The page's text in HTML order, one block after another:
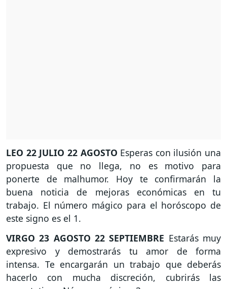
LEO 22 JULIO 22 AGOSTO Esperas con ilusión una
propuesta que no llega, no es motivo para
ponerte de malhumor. Hoy te confirmarán la
buena noticia de mejoras económicas en tu
trabajo. El número mágico para el horóscopo de
este signo es el 1.
VIRGO 23 AGOSTO 22 SEPTIEMBRE Estarás muy
expresivo y demostrarás tu amor de forma
intensa. Te encargarán un trabajo que deberás
hacerlo con mucha discreción, cubrirás las